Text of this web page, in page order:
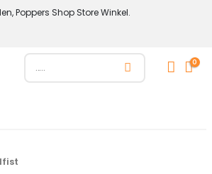
Poppers Shop Store Winkel.
0